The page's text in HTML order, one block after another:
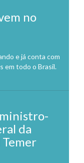
no
e já conta com
em todo o Brasil.
da